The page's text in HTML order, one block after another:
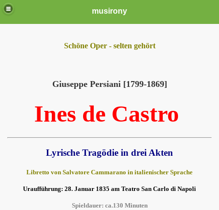
musirony
Schöne Oper - selten gehört
Giuseppe Persiani [1799-1869]
Ines de Castro
Lyrische Tragödie in drei Akten
Libretto von Salvatore Cammarano in italienischer Sprache
Uraufführung: 28. Januar 1835 am Teatro San Carlo di Napoli
Spieldauer: ca.130 Minuten